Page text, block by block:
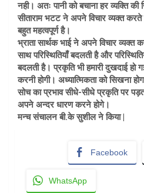
नही। अतः पानी को बचाना हर व्यक्ति की
सीताराम भटट ने अपने विचार व्यक्त
बहुत महत्वपूर्ण है।
भ्राता सार्थक भाई ने अपने विचार
साथ परिस्थितियाँ बदलती है और
बदलती है। प्रकृति भी हमारी दुखदाई हो
करनी होगी। अध्यात्मिकता को सिखना
सोच का प्रभाव सीधे-सीधे प्रकृति पर
अपने अन्दर धारण करने होगे।
मन्च संचालन बी.के सुशील ने किया |
Facebook
WhatsApp